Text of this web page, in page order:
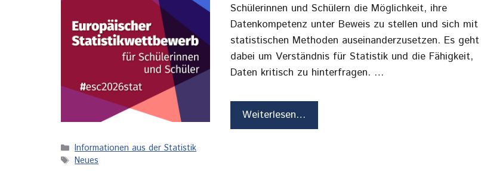
Schülerinnen und Schülern die Möglichkeit, ihre
Datenkompetenz unter Beweis zu stellen und sich mit
statistischen Methoden auseinanderzusetzen. Es geht
dabei um Verständnis für Statistik und die Fähigkeit,
Daten kritisch zu hinterfragen. …
Weiterlesen…
Kategorien
Informationen aus der Statistik
Schlagwörter
Neues